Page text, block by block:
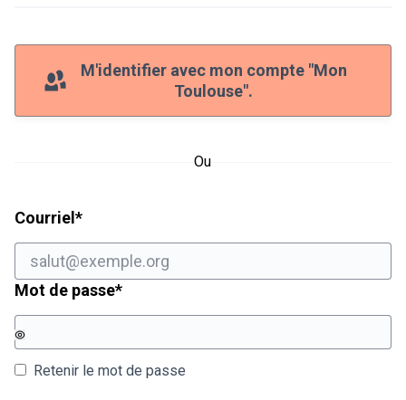
M'identifier avec mon compte "Mon
Toulouse".
Ou
Courriel *Champ obligatoire
Mot de passe*Champ obligatoire
Retenir le mot de passe